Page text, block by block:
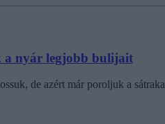
a nyár legjobb bulijait
de azért már poroljuk a